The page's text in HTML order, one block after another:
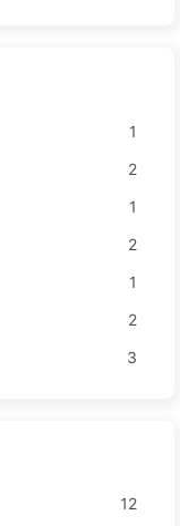
1
2
1
2
1
2
3
12